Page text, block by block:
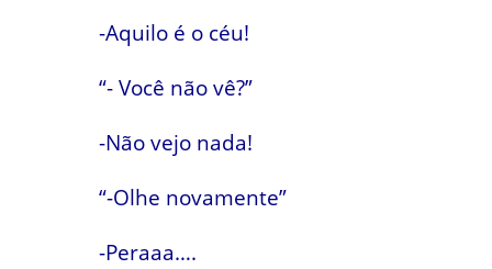
-Aquilo é o céu!
“- Você não vê?”
-Não vejo nada!
“-Olhe novamente”
-Peraaa….